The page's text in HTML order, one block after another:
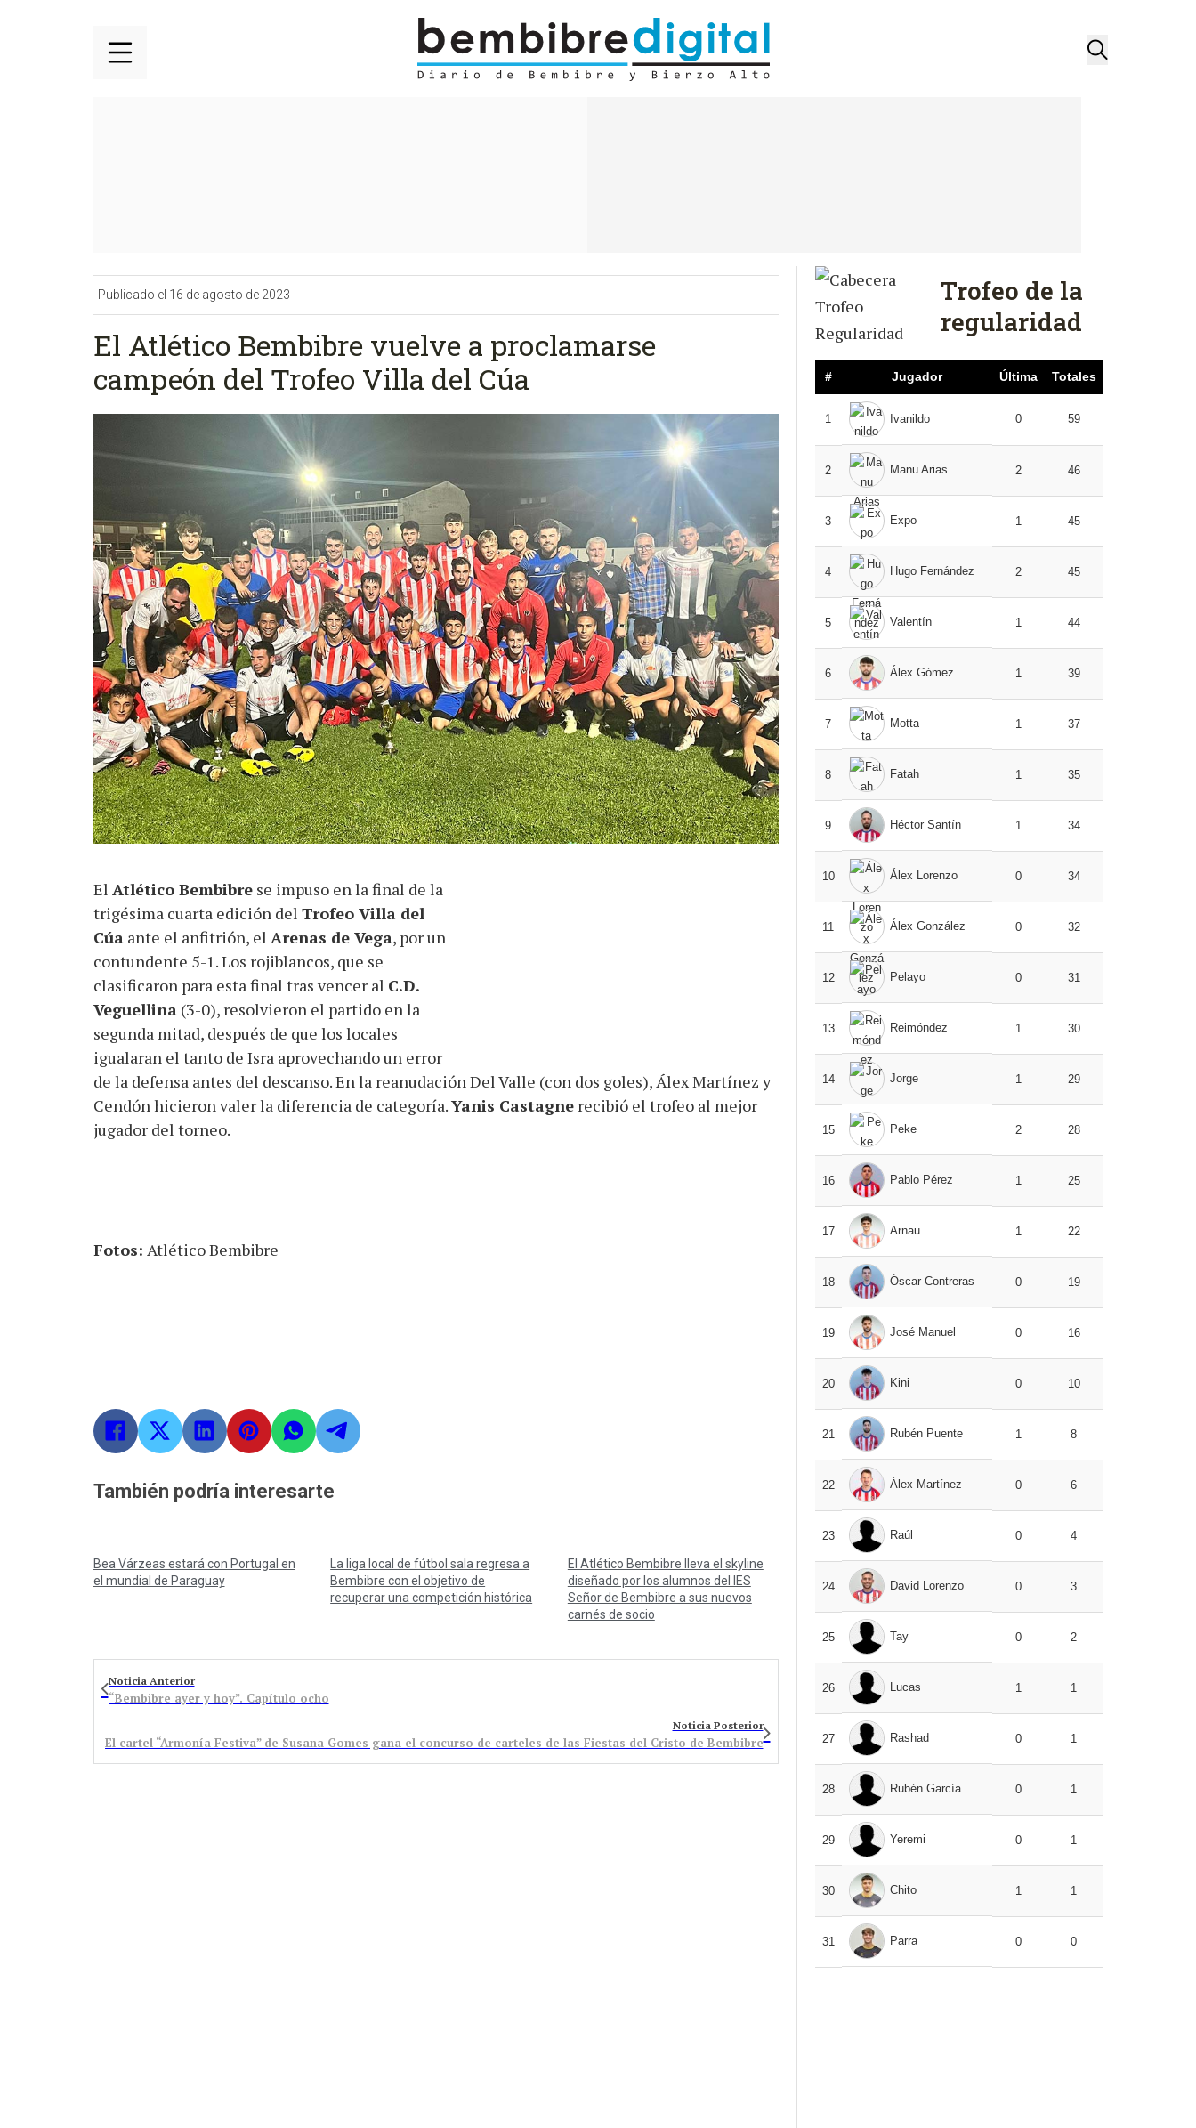
Publicado el 16 de agosto de 2023
El Atlético Bembibre vuelve a proclamarse
campeón del Trofeo Villa del Cúa
El Atlético Bembibrese impuso en la final de la
trigésima cuarta edición del Trofeo Villa del
Cúa ante el anfitrión, el Arenas de Vega, por un
contundente 5-1. Los rojiblancos, que se
clasificaron para esta final tras vencer al C.D.
Veguellina (3-0), resolvieron el partido en la
segunda mitad, después de que los locales
igualaran el tanto de Isra aprovechando un error
de la defensa antes del descanso. En la reanudación Del Valle (con dos goles), Álex Martínez y
Cendón hicieron valer la diferencia de categoría.Yanis Castagnerecibió el trofeo al mejor
jugador del torneo.
Fotos: Atlético Bembibre
También podría interesarte
Bea Várzeas estará con Portugal en
el mundial de Paraguay
La liga local de fútbol sala regresa a
Bembibre con el objetivo de
recuperar una competición histórica
El Atlético Bembibre lleva el skyline
diseñado por los alumnos del IES
Señor de Bembibre a sus nuevos
carnés de socio
Noticia Anterior
“Bembibre ayer y hoy”. Capítulo ocho
Noticia Posterior
El cartel “Armonía Festiva” de Susana Gomes gana el concurso de carteles de las Fiestas del Cristo de Bembibre
Trofeo de la
regularidad
# Jugador Última Totales
1 Ivanildo 0 59
2 Manu Arias 2 46
3 Expo 1 45
4 Hugo Fernández 2 45
5 Valentín 1 44
6 Álex Gómez 1 39
7 Motta 1 37
8 Fatah 1 35
9 Héctor Santín 1 34
10 Álex Lorenzo 0 34
11 Álex González 0 32
12 Pelayo 0 31
13 Reimóndez 1 30
14 Jorge 1 29
15 Peke 2 28
16 Pablo Pérez 1 25
17 Arnau 1 22
18 Óscar Contreras 0 19
19 José Manuel 0 16
20 Kini 0 10
21 Rubén Puente 1 8
22 Álex Martínez 0 6
23 Raúl 0 4
24 David Lorenzo 0 3
25 Tay 0 2
26 Lucas 1 1
27 Rashad 0 1
28 Rubén García 0 1
29 Yeremi 0 1
30 Chito 1 1
31 Parra 0 0